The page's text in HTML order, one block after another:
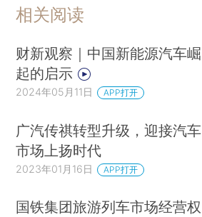
相关阅读
财新观察｜中国新能源汽车崛
起的启示
2024年05月11日 APP打开
广汽传祺转型升级，迎接汽车
市场上扬时代
2023年01月16日 APP打开
国铁集团旅游列车市场经营权